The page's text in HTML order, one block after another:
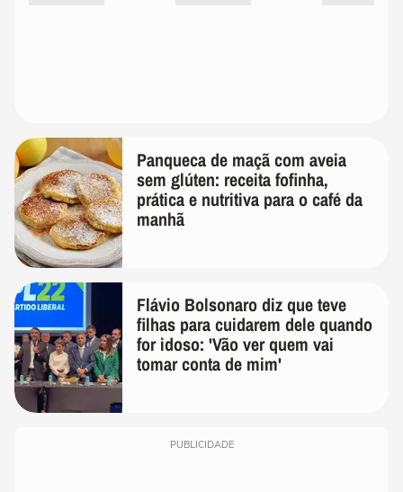
Panqueca de maçã com aveia
sem glúten: receita fofinha,
prática e nutritiva para o café da
manhã
Flávio Bolsonaro diz que teve
filhas para cuidarem dele quando
for idoso: 'Vão ver quem vai
tomar conta de mim'
PUBLICIDADE